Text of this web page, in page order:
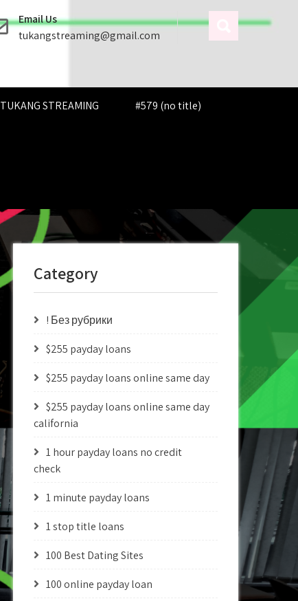
Email Us
tukangstreaming@gmail.com
TUKANG STREAMING #579 (no title)
Category
! Без рубрики
$255 payday loans
$255 payday loans online same day
$255 payday loans online same day
california
1 hour payday loans no credit
check
1 minute payday loans
1 stop title loans
100 Best Dating Sites
100 online payday loan